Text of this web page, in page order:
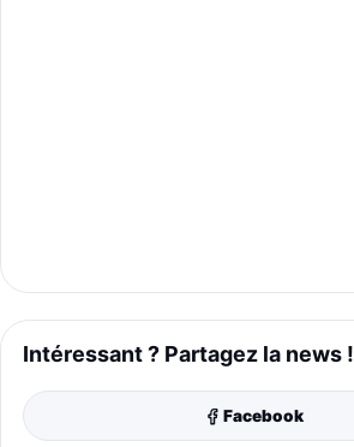
Intéressant ? Partagez la news !
Facebook